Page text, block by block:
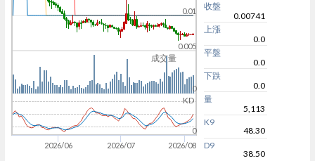
成交量
KD
2026/06 2026/07 2026/08
0.005
0.01
0
0
收盤
0.00741
上漲
0.0
平盤
0.0
下跌
0.0
量
5,113
K9
48.30
D9
38.50